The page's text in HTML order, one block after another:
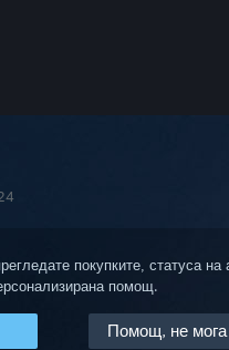
покупките, статуса на
помощ.
Помощ, не